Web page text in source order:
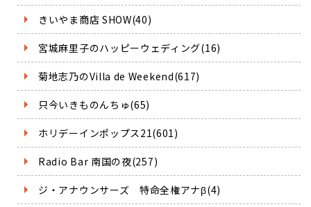
きいやま商店 SHOW(40)
宮城麻里子のハッピーウェディング(16)
菊地志乃のVilla de Weekend(617)
只今いきものんちゅ(65)
ホリデーインポップス21(601)
Radio Bar 南国の夜(257)
ジ・アナウンサーズ 特命全権アナβ(4)